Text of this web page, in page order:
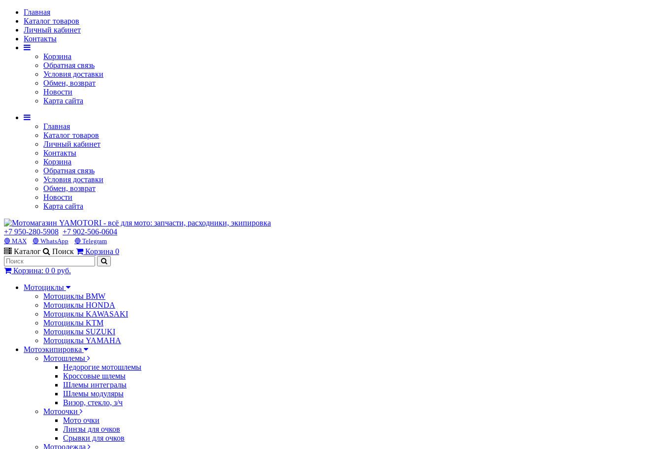
Главная
Каталог товаров
Личный кабинет
Контакты
Корзина
Обратная связь
Условия доставки
Обмен, возврат
Новости
Карта сайта
Главная
Каталог товаров
Личный кабинет
Контакты
Корзина
Обратная связь
Условия доставки
Обмен, возврат
Новости
Карта сайта
+7 950-280-5908 +7 902-506-0604
🟢 MAX 🟢 WhatsApp 🔵 Telegram
Каталог Поиск Корзина 0
Корзина: 0 0 руб.
Мотоциклы
Мотоциклы BMW
Мотоциклы HONDA
Мотоциклы KAWASAKI
Мотоциклы KTM
Мотоциклы SUZUKI
Мотоциклы YAMAHA
Мотоэкипировка
Мотошлемы
Недорогие мотошлемы
Кроссовые шлемы
Шлемы интегралы
Шлемы модуляры
Визор, стекло, з/ч
Мотоочки
Мото очки
Линзы для очков
Срывки для очков
Мотоодежда